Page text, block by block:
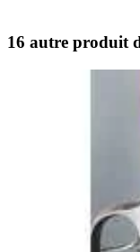
16 autre produit